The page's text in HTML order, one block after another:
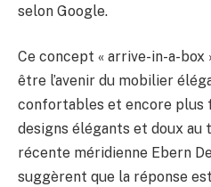
selon Google.
Ce concept « arrive-in-a-
être l’avenir du mobilier
confortables et encore plus
designs élégants et doux au
récente méridienne Ebern
suggèrent que la réponse est